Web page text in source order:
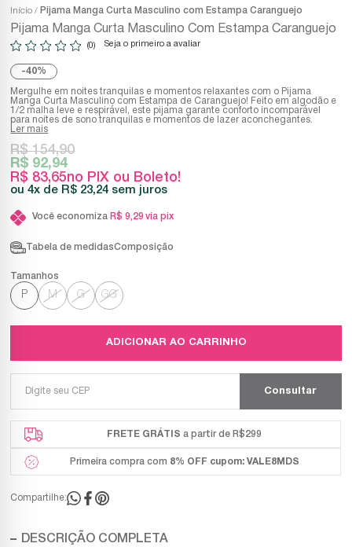
Início Pijama Manga Curta Masculino com Estampa Caranguejo
Pijama Manga Curta Masculino Com Estampa Caranguejo
(0) Seja o primeiro a avaliar
40%
Mergulhe em noites tranquilas e momentos relaxantes com o Pijama
Manga Curta Masculino com Estampa de Caranguejo! Feito em algodão e
1/2 malha leve e respirável, este pijama garante conforto incomparável
para noites de sono tranquilas e momentos de lazer aconchegantes.
Ler mais
R$ 83,65no PIX ou Boleto!
R$ 154,90
R$ 92,94
4x R$ 23,24 sem juros
Você economiza R$ 9,29 via pix
Tabela de medidasComposição
P M G GG
ADICIONAR AO CARRINHO
FRETE GRÁTIS a partir de R$299
Primeira compra com 8% OFF cupom: VALE8MDS
Compartilhe:
DESCRIÇÃO COMPLETA